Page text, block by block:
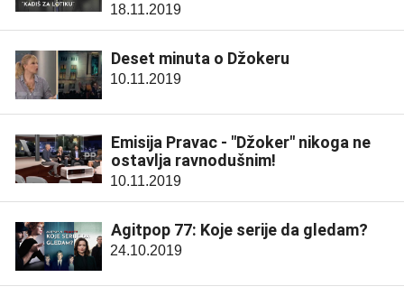
18.11.2019
Deset minuta o Džokeru
10.11.2019
Emisija Pravac - "Džoker" nikoga ne
ostavlja ravnodušnim!
10.11.2019
Agitpop 77: Koje serije da gledam?
24.10.2019